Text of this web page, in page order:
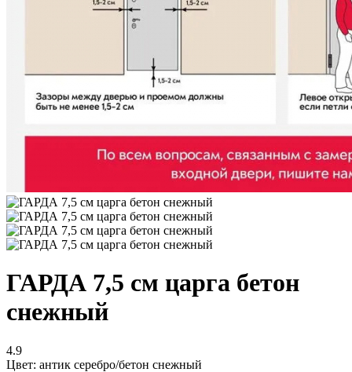
ГАРДА 7,5 см царга бетон
снежный
4.9
Цвет: антик серебро/бетон снежный